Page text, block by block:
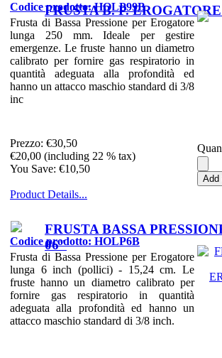
FRUSTA B. P.
Codice prodotto: HOLP99B
Frusta di Bassa Pressione per Erogatore
lunga 250 mm. Ideale per gestire
emergenze. Le fruste hanno un diametro
calibrato per fornire gas respiratorio in
quantità adeguata alla profondità ed
hanno un attacco maschio standard di 3/8
inc
Prezzo: €30,50
€20,00 (including 22 % tax)
You Save: €10,50
Product Details...
FRUSTA BASSA
06"
Codice prodotto: HOLP6B
Frusta di Bassa Pressione per Erogatore
lunga 6 inch (pollici) - 15,24 cm. Le
fruste hanno un diametro calibrato per
fornire gas respiratorio in quantità
adeguata alla profondità ed hanno un
attacco maschio standard di 3/8 inch.